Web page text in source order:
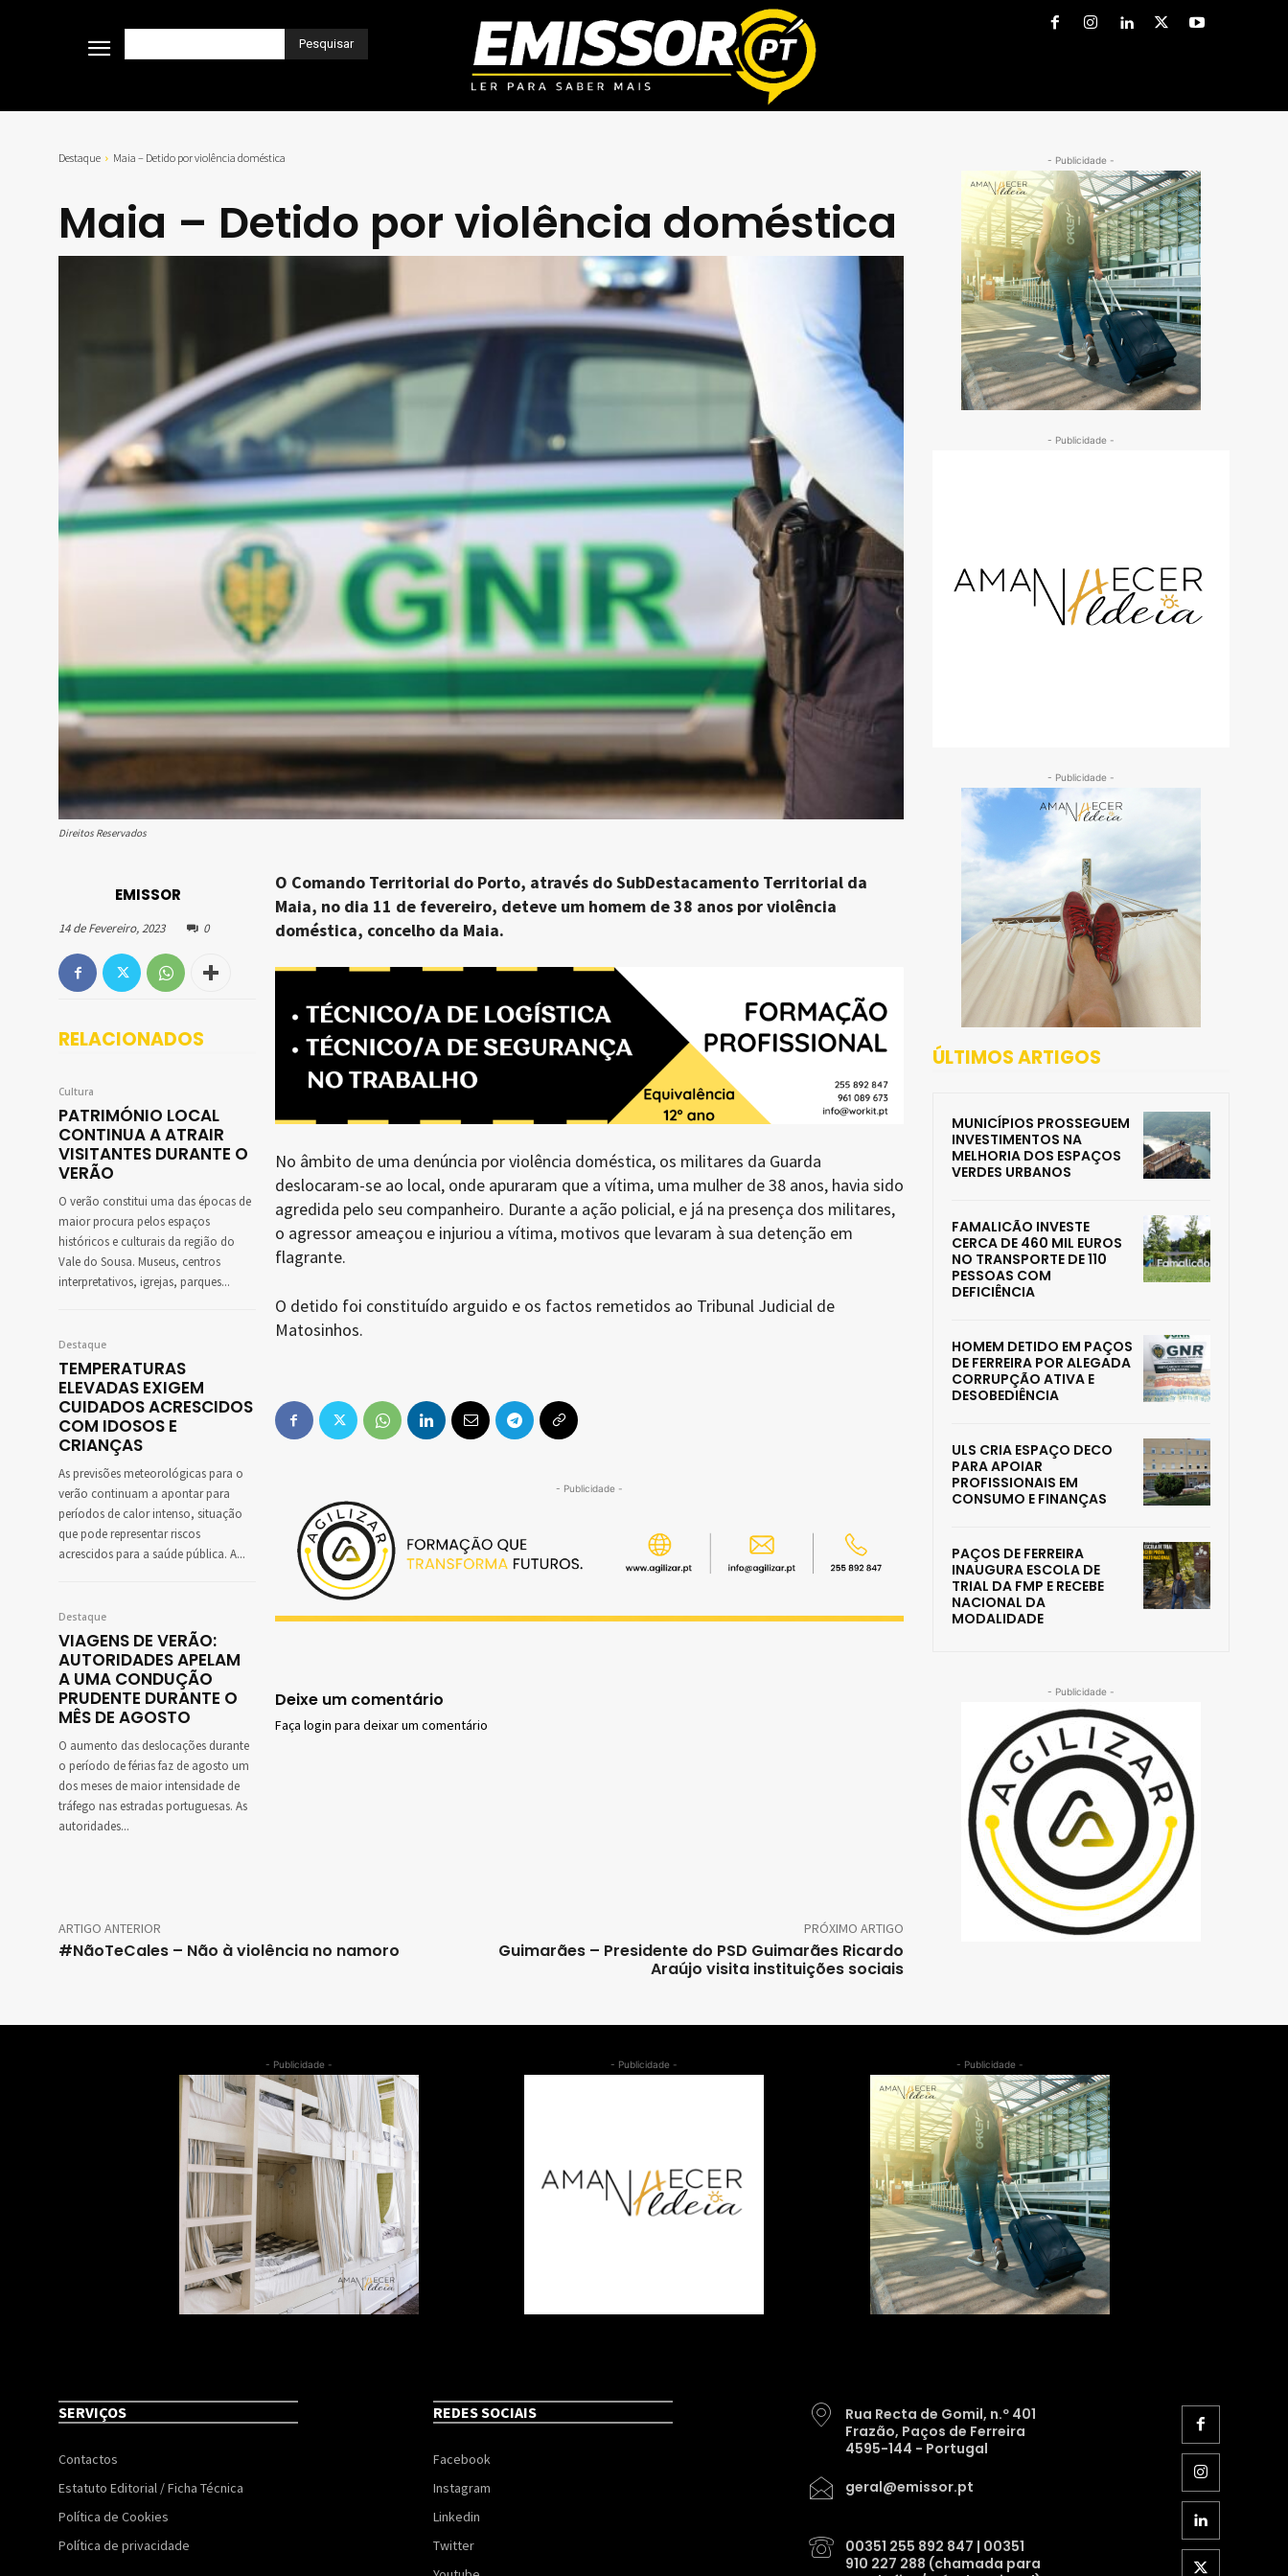
Pesquisar
Destaque Maia – Detido por violência doméstica
Maia – Detido por violência doméstica
Direitos Reservados
EMISSOR
14 de Fevereiro, 2023 0
RELACIONADOS
Cultura
PATRIMÓNIO LOCAL
CONTINUA A ATRAIR
VISITANTES DURANTE O
VERÃO
O verão constitui uma das épocas de
maior procura pelos espaços
históricos e culturais da região do
Vale do Sousa. Museus, centros
interpretativos, igrejas, parques...
Destaque
TEMPERATURAS
ELEVADAS EXIGEM
CUIDADOS ACRESCIDOS
COM IDOSOS E
CRIANÇAS
As previsões meteorológicas para o
verão continuam a apontar para
períodos de calor intenso, situação
que pode representar riscos
acrescidos para a saúde pública. A...
Destaque
VIAGENS DE VERÃO:
AUTORIDADES APELAM
A UMA CONDUÇÃO
PRUDENTE DURANTE O
MÊS DE AGOSTO
O aumento das deslocações durante
o período de férias faz de agosto um
dos meses de maior intensidade de
tráfego nas estradas portuguesas. As
autoridades...
O Comando Territorial do Porto, através do SubDestacamento Territorial da
Maia, no dia 11 de fevereiro, deteve um homem de 38 anos por violência
doméstica, concelho da Maia.
No âmbito de uma denúncia por violência doméstica, os militares da Guarda
deslocaram-se ao local, onde apuraram que a vítima, uma mulher de 38 anos, havia sido
agredida pelo seu companheiro. Durante a ação policial, e já na presença dos militares,
o agressor ameaçou e injuriou a vítima, motivos que levaram à sua detenção em
flagrante.
O detido foi constituído arguido e os factos remetidos ao Tribunal Judicial de
Matosinhos.
- Publicidade -
Deixe um comentário
Faça login para deixar um comentário
ARTIGO ANTERIOR
#NãoTeCales – Não à violência no namoro
PRÓXIMO ARTIGO
Guimarães – Presidente do PSD Guimarães Ricardo
Araújo visita instituições sociais
- Publicidade -
- Publicidade -
- Publicidade -
ÚLTIMOS ARTIGOS
MUNICÍPIOS PROSSEGUEM
INVESTIMENTOS NA
MELHORIA DOS ESPAÇOS
VERDES URBANOS
FAMALICÃO INVESTE
CERCA DE 460 MIL EUROS
NO TRANSPORTE DE 110
PESSOAS COM
DEFICIÊNCIA
HOMEM DETIDO EM PAÇOS
DE FERREIRA POR ALEGADA
CORRUPÇÃO ATIVA E
DESOBEDIÊNCIA
ULS CRIA ESPAÇO DECO
PARA APOIAR
PROFISSIONAIS EM
CONSUMO E FINANÇAS
PAÇOS DE FERREIRA
INAUGURA ESCOLA DE
TRIAL DA FMP E RECEBE
NACIONAL DA
MODALIDADE
- Publicidade -
- Publicidade - - Publicidade - - Publicidade -
SERVIÇOS
Contactos
Estatuto Editorial / Ficha Técnica
Política de Cookies
Política de privacidade
REDES SOCIAIS
Facebook
Instagram
Linkedin
Twitter
Rua Recta de Gomil, n.º 401
Frazão, Paços de Ferreira
4595-144 - Portugal
geral@emissor.pt
00351 255 892 847 | 00351
910 227 288 (chamada para